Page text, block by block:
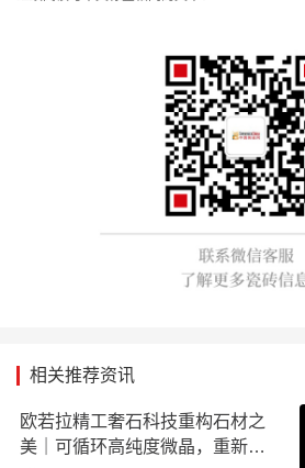
相关推荐资讯
欧若拉精工奢石科技重构石材之
美｜可循环高纯度微晶，重新定